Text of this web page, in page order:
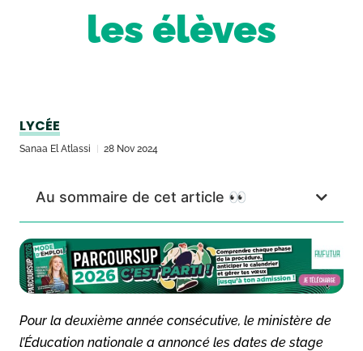
les élèves
LYCÉE
Sanaa El Atlassi 28 Nov 2024
Au sommaire de cet article 👀
Pour la deuxième année consécutive, le ministère de
l’Éducation nationale a annoncé les dates de stage